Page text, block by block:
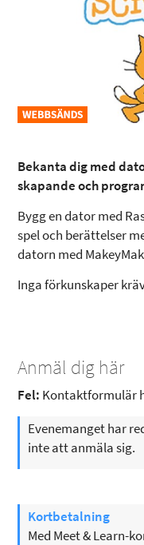
Bekanta dig med
skapande och
Bygg en dator med
spel och berättelser
datorn med
Inga förkunskaper
Anmäl dig här
Fel: Kontaktformulär
Evenemanget har
inte att anmäla sig.
Kortbetalning
Med Meet & Learn-